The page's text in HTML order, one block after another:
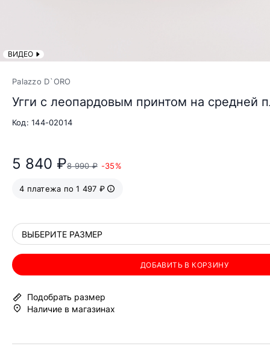
ВИДЕО
Palazzo D`ORO
Угги с леопардовым принтом на средней
Код: 144-02014
5 840 ₽8 990 ₽ -35%
4 платежа по 1 497 ₽
ВЫБЕРИТЕ РАЗМЕР
ДОБАВИТЬ В КОРЗИНУ
Подобрать размер
Наличие в магазинах